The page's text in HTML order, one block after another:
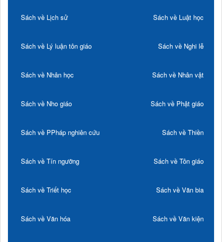
Sách về Lịch sử Sách về Luật học
Sách về Lý luận tôn giáo Sách về Nghi lễ
Sách về Nhân học Sách về Nhân vật
Sách về Nho giáo Sách về Phật giáo
Sách về PPháp nghiên cứu Sách về Thiền
Sách về Tín ngưỡng Sách về Tôn giáo
Sách về Triết học Sách về Văn bia
Sách về Văn hóa Sách về Văn kiện